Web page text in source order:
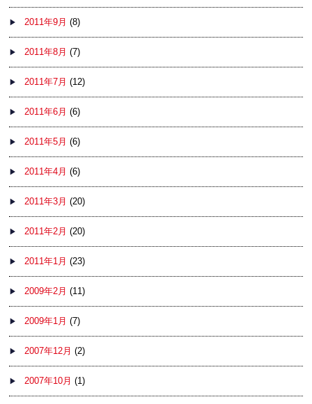
2011年9月 (8)
2011年8月 (7)
2011年7月 (12)
2011年6月 (6)
2011年5月 (6)
2011年4月 (6)
2011年3月 (20)
2011年2月 (20)
2011年1月 (23)
2009年2月 (11)
2009年1月 (7)
2007年12月 (2)
2007年10月 (1)